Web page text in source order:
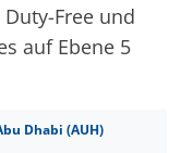
Free und
auf Ebene 5